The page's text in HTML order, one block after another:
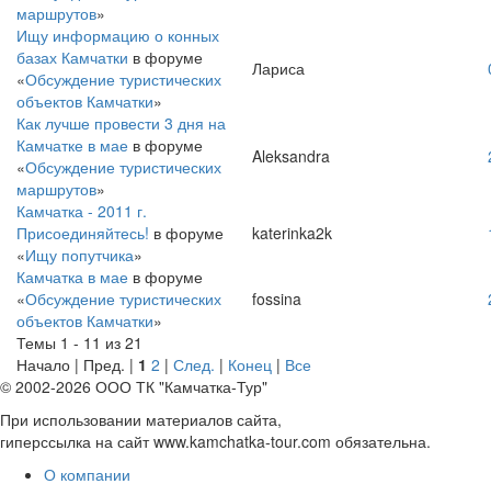
маршрутов»
Ищу информацию о конных
базах Камчатки в форуме
«Обсуждение туристических
объектов Камчатки»
Лариса
Как лучше провести 3 дня на
Камчатке в мае в форуме
«Обсуждение туристических
маршрутов»
Aleksandra
Камчатка - 2011 г.
Присоединяйтесь! в форуме
«Ищу попутчика»
katerinka2k
Камчатка в мае в форуме
«Обсуждение туристических
объектов Камчатки»
fossina
Темы 1 - 11 из 21
Начало | Пред. | 1 2 | След. | Конец | Все
© 2002-2026 ООО ТК "Камчатка-Тур"
При использовании материалов сайта,
гиперссылка на сайт www.kamchatka-tour.com обязательна.
О компании